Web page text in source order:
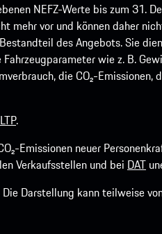
NEFZ-Werte bis zum 31.
vor und können daher
des Angebots. Sie
wie z. B.
die CO₂-Emissionen,
.
Emissionen neuer
Verkaufsstellen und bei DAT
Darstellung kann teilweise